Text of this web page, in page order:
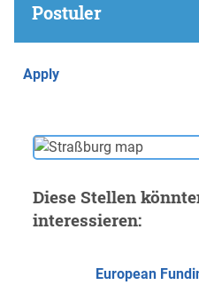
Postuler
Apply
Diese Stellen
interessieren:
European